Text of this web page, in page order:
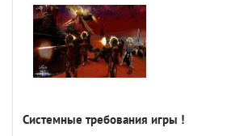
Системные требования игры !